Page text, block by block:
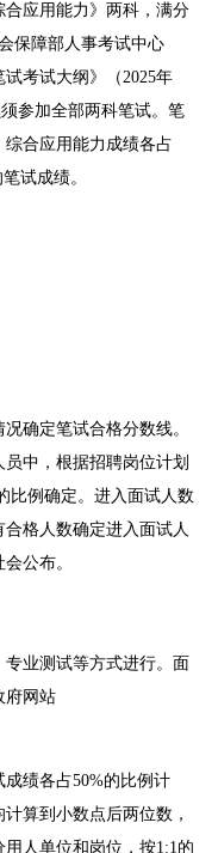
应用能力》两科，满分
保障部人事考试中心
试考试大纲》（2025年
参加全部两科笔试。笔
合应用能力成绩各占
试成绩。
确定笔试合格分数线。
中，根据招聘岗位计划
比例确定。进入面试人数
格人数确定进入面试人
公布。
业测试等方式进行。面
府网站
绩各占50%的比例计
算到小数点后两位数，
人单位和岗位，按1:1的